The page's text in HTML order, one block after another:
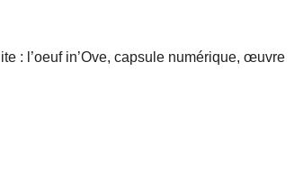
: l’oeuf in’Ove, capsule numérique, œuvre